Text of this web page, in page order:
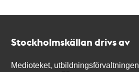
Stockholmskällan drivs av
Medioteket, utbildningsförvaltningen